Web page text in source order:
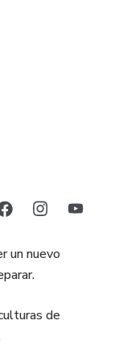
un nuevo
de